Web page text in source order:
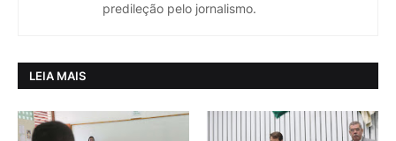
predileção pelo jornalismo.
LEIA MAIS